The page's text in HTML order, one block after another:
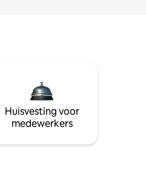
Huisvesting voor
medewerkers